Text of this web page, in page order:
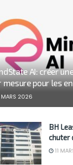
AI: créer
mesure pour les
MARS 2026
BH
chuter
11